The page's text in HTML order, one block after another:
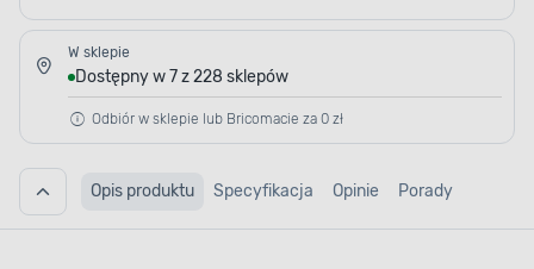
W sklepie
Dostępny w 7 z 228 sklepów
Odbiór w sklepie lub Bricomacie za 0 zł
Opis produktu Specyfikacja Opinie Porady